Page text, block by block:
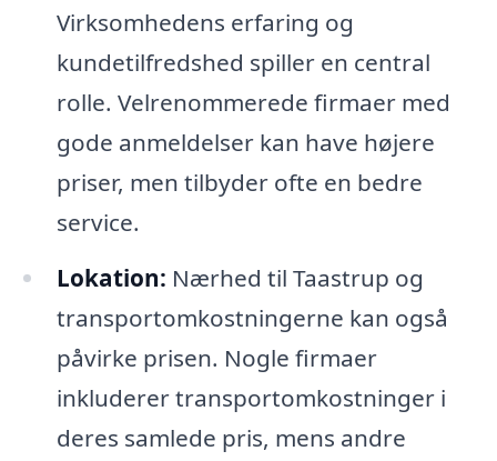
Virksomhedens erfaring og
kundetilfredshed spiller en central
rolle. Velrenommerede firmaer med
gode anmeldelser kan have højere
priser, men tilbyder ofte en bedre
service.
Lokation: Nærhed til Taastrup og
transportomkostningerne kan også
påvirke prisen. Nogle firmaer
inkluderer transportomkostninger i
deres samlede pris, mens andre